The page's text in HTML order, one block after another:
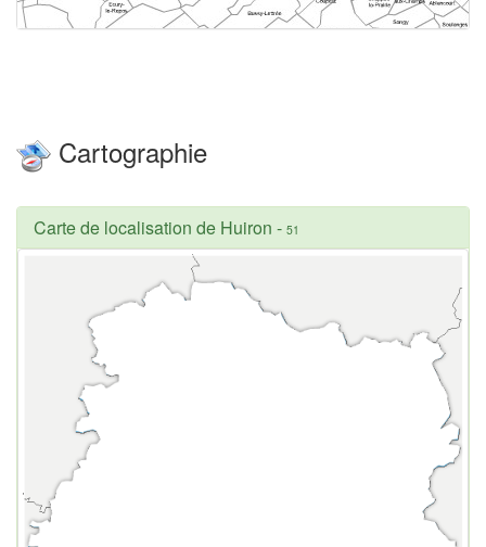
Cartographie
Carte de localisation de Huiron - 51